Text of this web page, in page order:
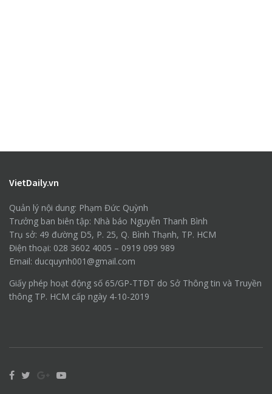
VietDaily.vn
Quản lý nội dung: Phạm Đức Quỳnh
Trưởng ban biên tập: Nhà báo Nguyễn Thanh Bình
Trụ sở: 49 đường D5, P. 25, Q. Bình Thạnh, TP. HCM
Điện thoại: 028 3602 4005 – 0919 099 989
Email: ducquynh001@gmail.com
Giấy phép hoạt động số 65/GP-TTĐT do Sở Thông tin và Truyền
thông TP. HCM cấp ngày 4-10-2019